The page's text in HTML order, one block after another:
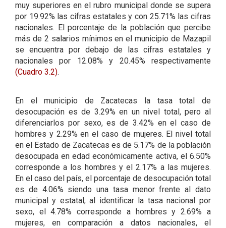
muy superiores en el rubro municipal donde se supera
por 19.92% las cifras estatales y con 25.71% las cifras
nacionales. El porcentaje de la población que percibe
más de 2 salarios mínimos en el municipio de Mazapil
se encuentra por debajo de las cifras estatales y
nacionales por 12.08% y 20.45% respectivamente
(Cuadro 3.2).
En el municipio de Zacatecas la tasa total de
desocupación es de 3.29% en un nivel total, pero al
diferenciarlos por sexo, es de 3.42% en el caso de
hombres y 2.29% en el caso de mujeres. El nivel total
en el Estado de Zacatecas es de 5.17% de la población
desocupada en edad económicamente activa, el 6.50%
corresponde a los hombres y el 2.17% a las mujeres.
En el caso del país, el porcentaje de desocupación total
es de 4.06% siendo una tasa menor frente al dato
municipal y estatal; al identificar la tasa nacional por
sexo, el 4.78% corresponde a hombres y 2.69% a
mujeres, en comparación a datos nacionales, el